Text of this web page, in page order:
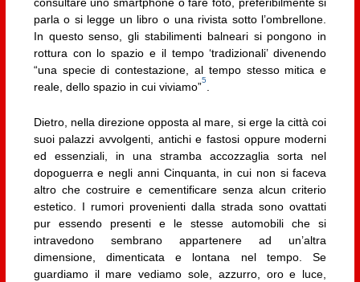
consultare uno smartphone o fare foto, preferibilmente si
parla o si legge un libro o una rivista sotto l’ombrellone.
In questo senso, gli stabilimenti balneari si pongono in
rottura con lo spazio e il tempo ‘tradizionali’ divenendo
“una specie di contestazione, al tempo stesso mitica e
reale, dello spazio in cui viviamo”
5
.
Dietro, nella direzione opposta al mare, si erge la città coi
suoi palazzi avvolgenti, antichi e fastosi oppure moderni
ed essenziali, in una stramba accozzaglia sorta nel
dopoguerra e negli anni Cinquanta, in cui non si faceva
altro che costruire e cementificare senza alcun criterio
estetico. I rumori provenienti dalla strada sono ovattati
pur essendo presenti e le stesse automobili che si
intravedono sembrano appartenere ad un’altra
dimensione, dimenticata e lontana nel tempo. Se
guardiamo il mare vediamo sole, azzurro, oro e luce,